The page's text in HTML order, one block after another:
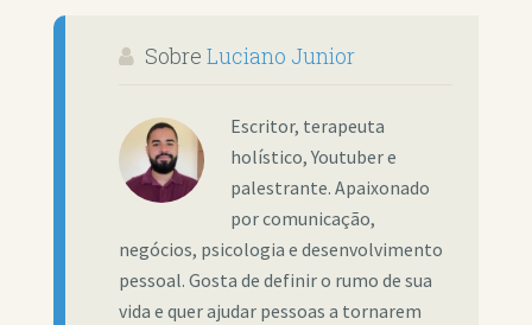
Sobre Luciano Junior
Escritor, terapeuta
holístico, Youtuber e
palestrante. Apaixonado
por comunicação,
negócios, psicologia e desenvolvimento
pessoal. Gosta de definir o rumo de sua
vida e quer ajudar pessoas a tornarem